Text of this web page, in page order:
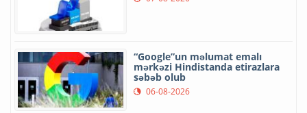
“Google”un məlumat emalı
mərkəzi Hindistanda etirazlara
səbəb olub
06-08-2026